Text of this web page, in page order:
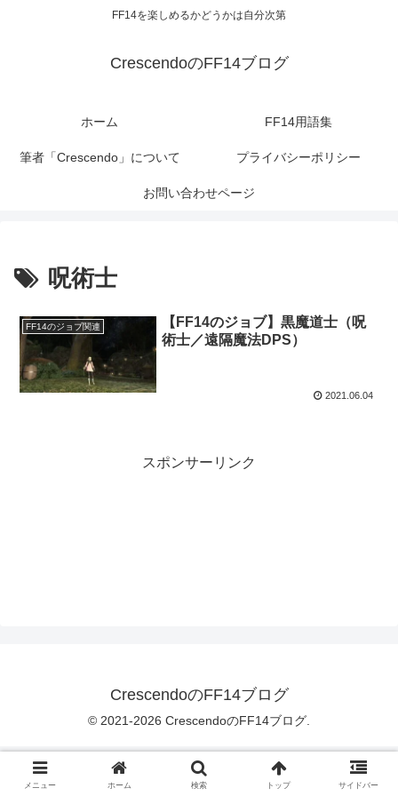
FF14を楽しめるかどうかは自分次第
CrescendoのFF14ブログ
ホーム FF14用語集
筆者「Crescendo」について プライバシーポリシー
お問い合わせページ
呪術士
FF14のジョブ関連
【FF14のジョブ】黒魔道士（呪
術士／遠隔魔法DPS）
2021.06.04
スポンサーリンク
CrescendoのFF14ブログ
© 2021-2026 CrescendoのFF14ブログ.
メニュー ホーム 検索 トップ サイドバー